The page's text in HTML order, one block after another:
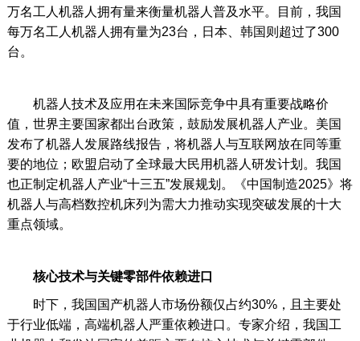
万名工人机器人拥有量来衡量机器人普及水平。目前，我国
每万名工人机器人拥有量为23台，日本、韩国则超过了300
台。
机器人技术及应用在未来国际竞争中具有重要战略价
值，世界主要国家都出台政策，鼓励发展机器人产业。美国
发布了机器人发展路线报告，将机器人与互联网放在同等重
要的地位；欧盟启动了全球最大民用机器人研发计划。我国
也正制定机器人产业“十三五”发展规划。《中国制造2025》将
机器人与高档数控机床列为需大力推动实现突破发展的十大
重点领域。
核心技术与关键零部件依赖进口
时下，我国国产机器人市场份额仅占约30%，且主要处
于行业低端，高端机器人严重依赖进口。专家介绍，我国工